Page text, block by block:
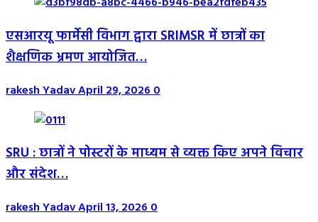
एसआरयू फार्मेसी विभाग द्वारा SRIMSR में छात्रों का
शैक्षणिक भ्रमण आयोजित…
rakesh YadavApril 29, 20260
SRU : छात्रों ने पोस्टरों के माध्यम से व्यक्त किए अपने विचार
और संदेश…
rakesh YadavApril 13, 20260